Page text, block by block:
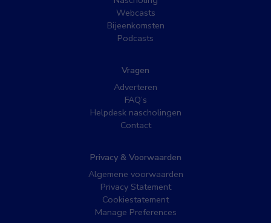
Webcasts
Bijeenkomsten
Podcasts
Vragen
Adverteren
FAQ’s
Helpdesk nascholingen
Contact
Privacy & Voorwaarden
Algemene voorwaarden
Privacy Statement
Cookiestatement
Manage Preferences